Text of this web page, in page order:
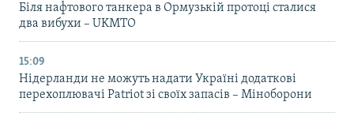
Біля нафтового танкера в Ормузькій протоці сталися
два вибухи – UKMTO
15:09
Нідерланди не можуть надати Україні додаткові
перехоплювачі Patriot зі своїх запасів – Міноборони